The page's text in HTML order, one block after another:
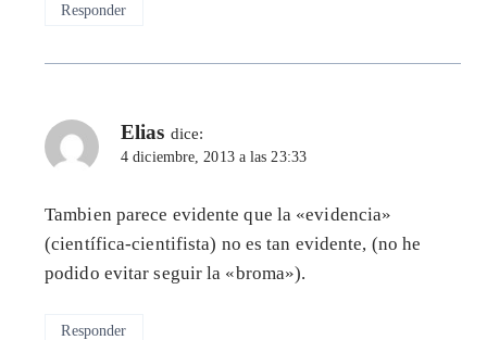
Responder
Elias dice:
4 diciembre, 2013 a las 23:33
Tambien parece evidente que la «evidencia»
(científica-cientifista) no es tan evidente, (no he
podido evitar seguir la «broma»).
Responder